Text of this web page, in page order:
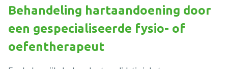
Behandeling hartaandoening door
een gespecialiseerde fysio- of
oefentherapeut